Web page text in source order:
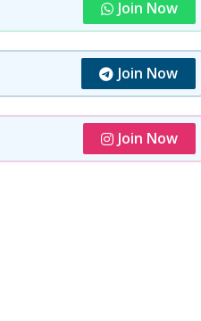
Join Now
Join Now
Join Now